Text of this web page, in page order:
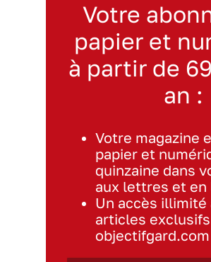
Votre
papier et
à partir de
an :
Votre magazine
papier et
quinzaine dans
aux lettres et en
Un accès illimité
articles
objectifgard.com